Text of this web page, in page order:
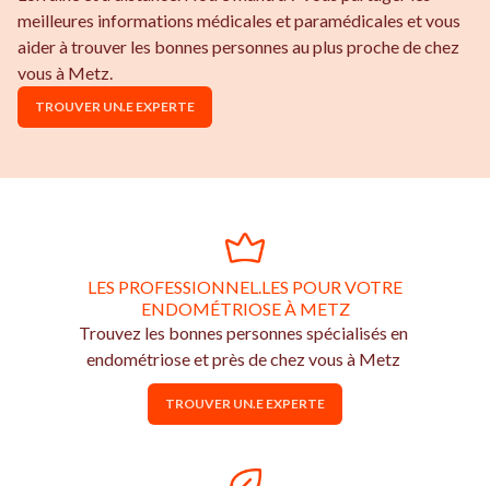
meilleures informations médicales et paramédicales et vous
aider à trouver les bonnes personnes au plus proche de chez
vous à Metz.
TROUVER UN.E EXPERTE
LES PROFESSIONNEL.LES POUR VOTRE
ENDOMÉTRIOSE À METZ
Trouvez les bonnes personnes spécialisés en
endométriose et près de chez vous à Metz
TROUVER UN.E EXPERTE